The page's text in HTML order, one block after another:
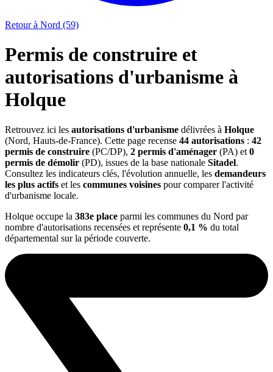
Retour à Nord (59)
Permis de construire et
autorisations d'urbanisme à
Holque
Retrouvez ici les autorisations d'urbanisme délivrées à Holque
(Nord, Hauts-de-France). Cette page recense 44 autorisations : 42
permis de construire (PC/DP), 2 permis d'aménager (PA) et 0
permis de démolir (PD), issues de la base nationale Sitadel.
Consultez les indicateurs clés, l'évolution annuelle, les demandeurs
les plus actifs et les communes voisines pour comparer l'activité
d'urbanisme locale.
Holque occupe la 383e place parmi les communes du Nord par
nombre d'autorisations recensées et représente 0,1 % du total
départemental sur la période couverte.